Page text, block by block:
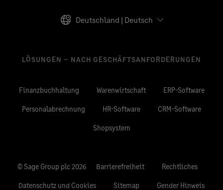
Deutschland | Deutsch
LÖSUNGEN – NACH GESCHÄFTSANFORDERUNGEN
Finanzbuchhaltung Warenwirtschaft ERP-Software
Personalabrechnung HR-Software CRM-Software
Shopsystem
© Sage Group plc 2026 Barrierefreiheit Rechtliches
Datenschutz und Cookies Sitemap Gender Hinweis